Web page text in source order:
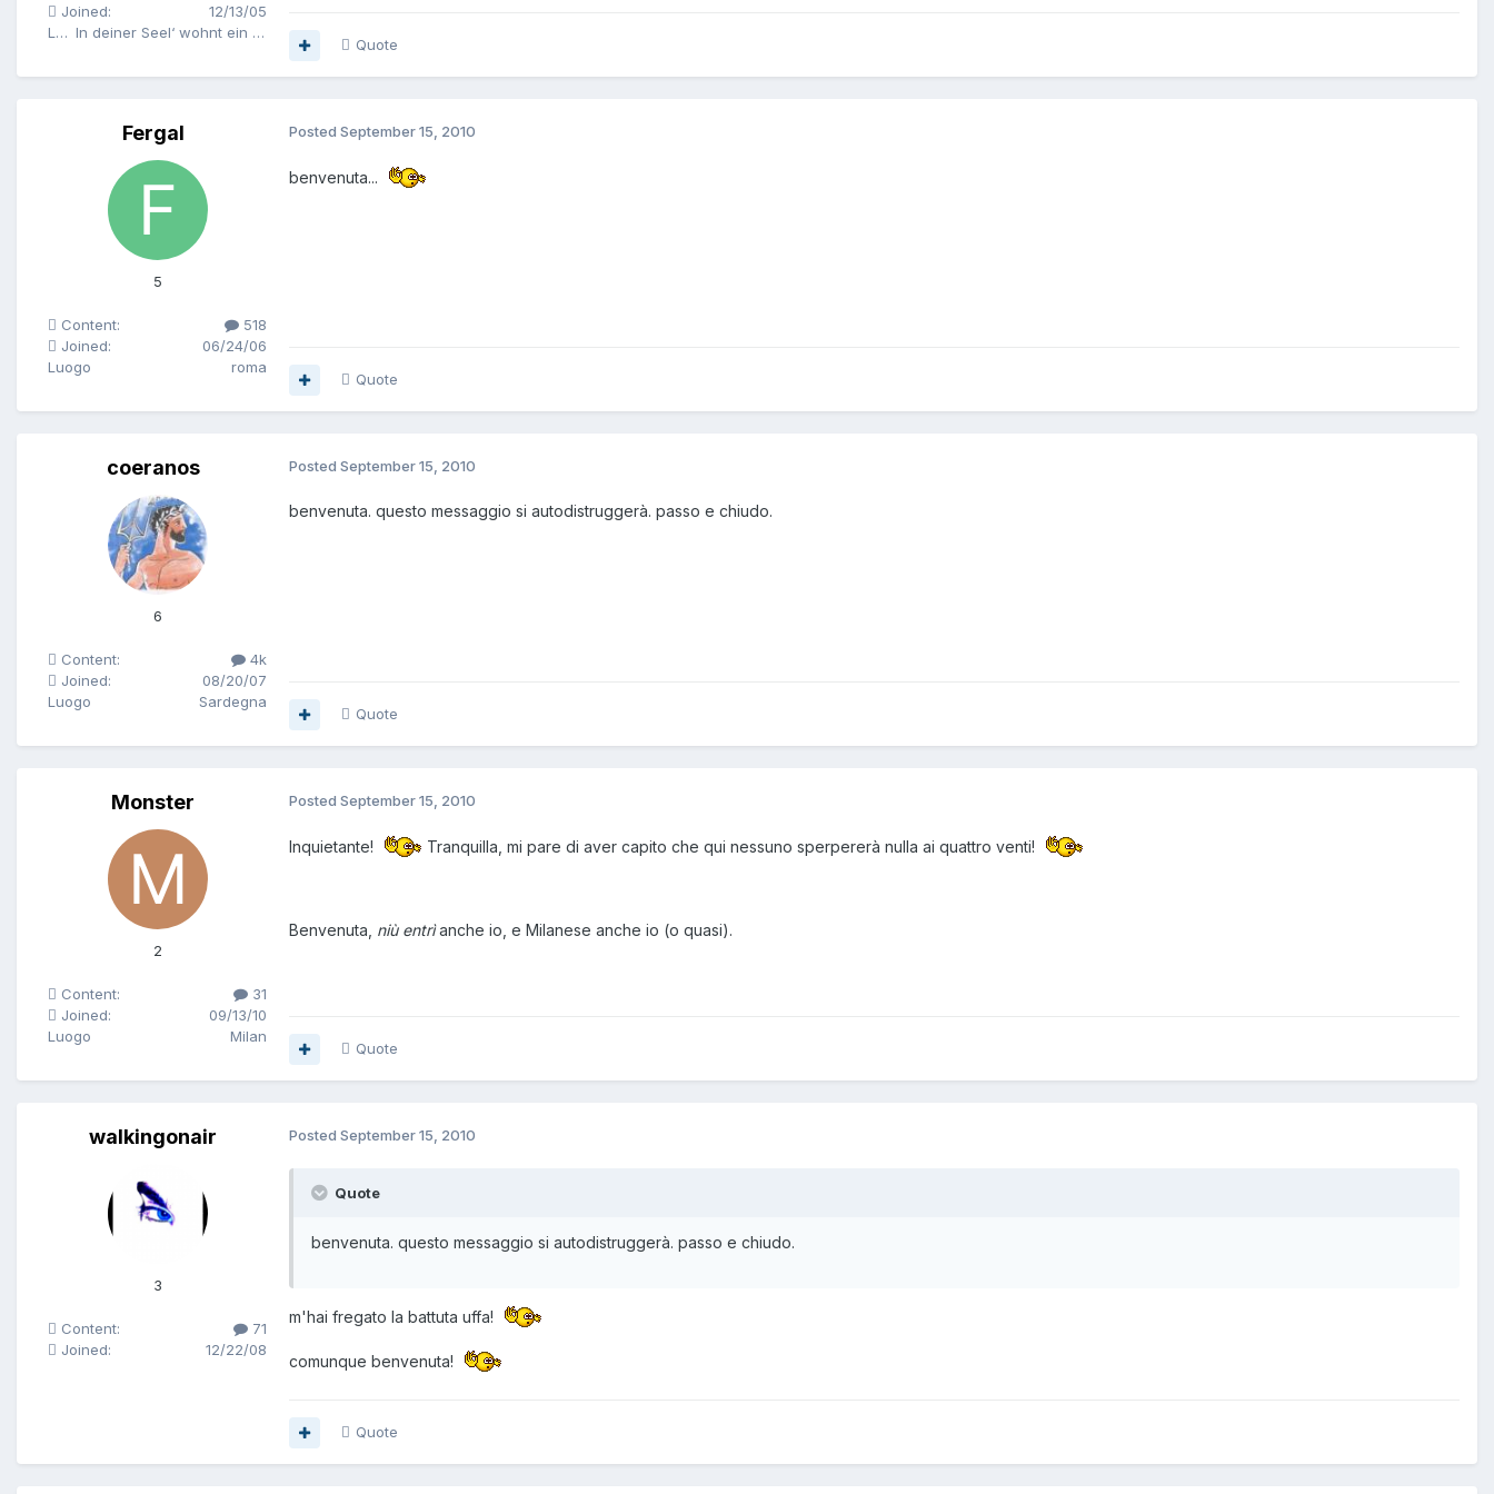
Joined:
12/13/05
Luogo
In deiner Seel‘ wohnt ein schauriger Geist
Quote
Fergal
5
Content:
518
Joined:
06/24/06
Luogo
roma
Posted September 15, 2010
benvenuta...
Quote
coeranos
6
Content:
4k
Joined:
08/20/07
Luogo
Sardegna
Posted September 15, 2010
benvenuta. questo messaggio si autodistruggerà. passo e chiudo.
Quote
Monster
2
Content:
31
Joined:
09/13/10
Luogo
Milan
Posted September 15, 2010
Inquietante! Tranquilla, mi pare di aver capito che qui nessuno sperpererà nulla ai quattro venti!
Benvenuta, niù entrìanche io, e Milanese anche io (o quasi).
Quote
walkingonair
3
Content:
71
Joined:
12/22/08
Posted September 15, 2010
Quote
benvenuta. questo messaggio si autodistruggerà. passo e chiudo.
m'hai fregato la battuta uffa!
comunque benvenuta!
Quote